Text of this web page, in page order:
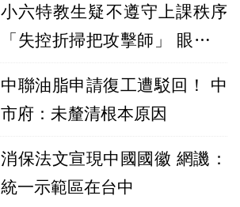
小六特教生疑不遵守上課秩序
「失控折掃把攻擊師」 眼傷臉
中聯油脂申請復工遭駁回！ 中
市府：未釐清根本原因
消保法文宣現中國國徽 網譏：
統一示範區在台中